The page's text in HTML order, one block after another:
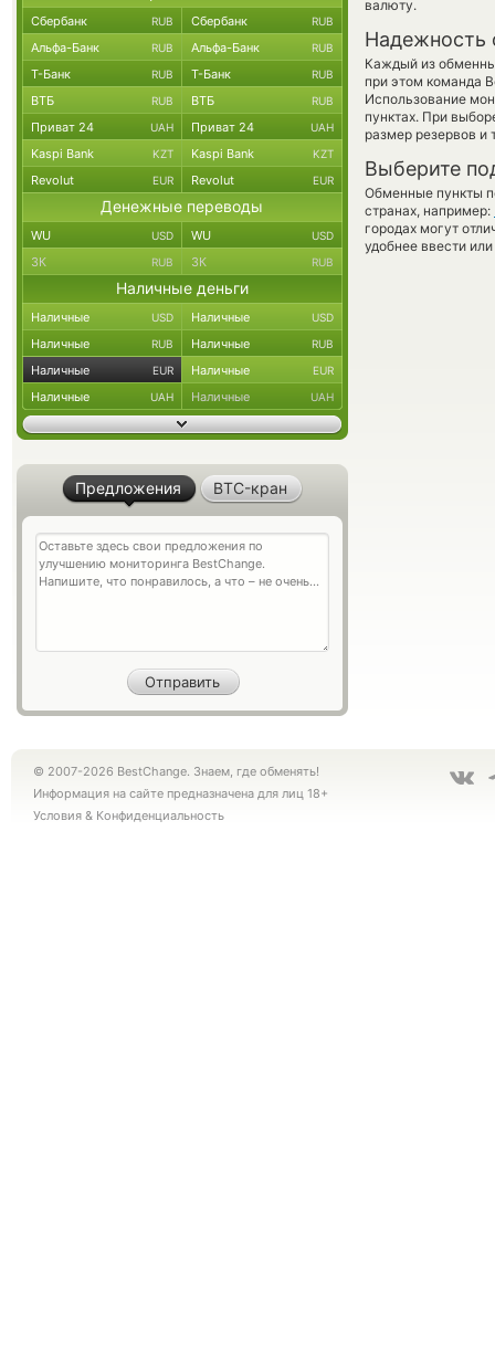
валюту.
Надежность
Каждый из
при этом команда
Использование
пунктах. При
размер резервов и
Выберите
Обменные пункты
странах, например:
городах могут
удобнее ввести
Сбербанк RUB Сбербанк RUB
Альфа-Банк RUB Альфа-Банк RUB
Т-Банк RUB Т-Банк RUB
ВТБ RUB ВТБ RUB
Приват 24 UAH Приват 24 UAH
Kaspi Bank KZT Kaspi Bank KZT
Revolut EUR Revolut EUR
Денежные переводы
WU USD WU USD
ЗК RUB ЗК RUB
Наличные деньги
Наличные USD Наличные USD
Наличные RUB Наличные RUB
Наличные EUR Наличные EUR
Наличные UAH Наличные UAH
Предложения BTC-кран
© 2007-2026 BestChange. Знаем, где обменять!
Информация на сайте предназначена для лиц 18+
Условия & Конфиденциальность